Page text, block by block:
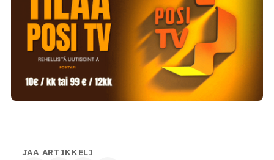
JAA ARTIKKELI